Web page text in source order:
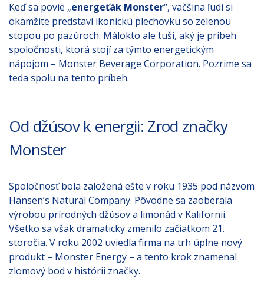
Keď sa povie „energeťák Monster“, väčšina ľudí si
okamžite predstaví ikonickú plechovku so zelenou
stopou po pazúroch. Málokto ale tuší, aký je príbeh
spoločnosti, ktorá stojí za týmto energetickým
nápojom – Monster Beverage Corporation. Pozrime sa
teda spolu na tento príbeh.
Od džúsov k energii: Zrod značky
Monster
Spoločnosť bola založená ešte v roku 1935 pod názvom
Hansen’s Natural Company. Pôvodne sa zaoberala
výrobou prírodných džúsov a limonád v Kalifornii.
Všetko sa však dramaticky zmenilo začiatkom 21.
storočia. V roku 2002 uviedla firma na trh úplne nový
produkt – Monster Energy – a tento krok znamenal
zlomový bod v histórii značky.